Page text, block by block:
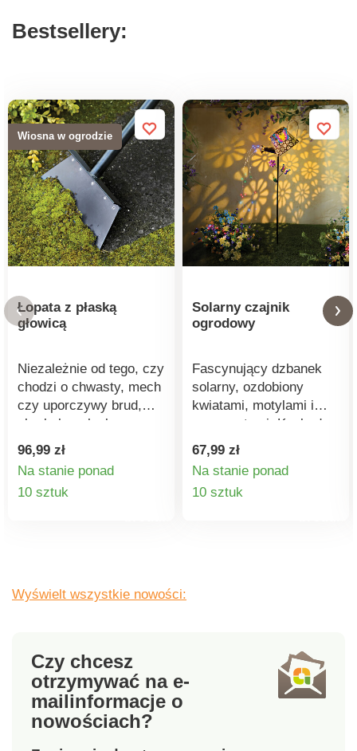
Bestsellery:
Wiosna w ogrodzie
Łopata z płaską
głowicą
Niezależnie od tego, czy
chodzi o chwasty, mech
czy uporczywy brud,
skrobak z płaską
głowicą i bardzo ostrym
ostrzem bez trudu
czyści twarde podłoże.
Niezwykle wytrzymały,
rozprowadzania żwiru,
są wygodne dla dłoni.
Nie nadaje się do desek
tarasowych.
96,99 zł
Na stanie ponad
10 sztuk
Solarny czajnik
ogrodowy
Fascynujący dzbanek
solarny, ozdobiony
kwiatami, motylami i
ornamentami. Kaskada
świateł tworzy iluzję
płynącej wody w
błyszczących kolorach.
Źródła światła z diodami
67,99 zł
Na stanie ponad
10 sztuk
Wyświelt wszystkie nowości:
Czy chcesz
otrzymywać na e-
mailinformacje o
nowościach?